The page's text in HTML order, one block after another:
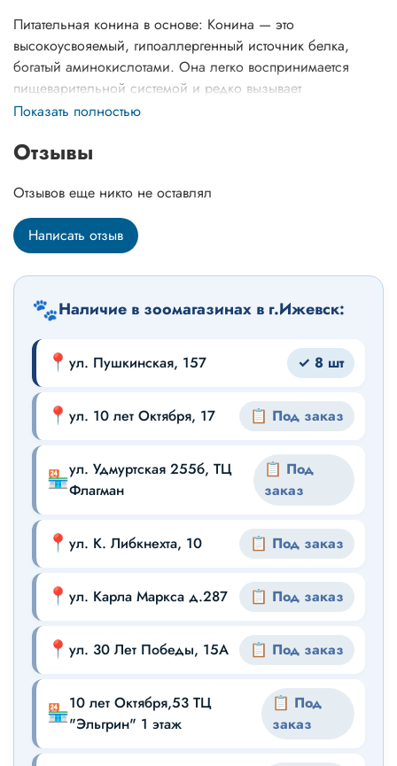
Питательная конина в основе: Конина — это
высокоусвояемый, гипоаллергенный источник белка,
богатый аминокислотами. Она легко воспринимается
пищеварительной системой и редко вызывает
аллергические реакции.
Поддержка здорового пищеварения: Формула
обогащена инулином (из топинамбура) — природным
пребиотиком, который стимулирует рост полезной
Детокс и здоровье: В состав входит Юкка Шидигера,
также дрожжи и рыбий жир, укрепляющие иммунитет и
улучшающие состояние кожи и шерсти.
Показать полностью
Отзывы
Отзывов еще никто не оставлял
Написать отзыв
🐾Наличие в зоомагазинах в г.Ижевск:
📍 ул. Пушкинская, 157 ✓ 8 шт
📍 ул. 10 лет Октября, 17 📋 Под заказ
🏪ул. Удмуртская 255б, ТЦ
Флагман
📋 Под
заказ
📍 ул. К. Либкнехта, 10 📋 Под заказ
📍 ул. Карла Маркса д.287 📋 Под заказ
📍 ул. 30 Лет Победы, 15А 📋 Под заказ
🏪10 лет Октября,53 ТЦ
"Эльгрин" 1 этаж
📋 Под
заказ